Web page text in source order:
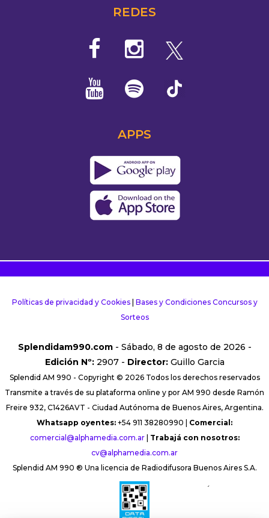
REDES
APPS
Políticas de privacidad y Cookies| Bases y Condiciones Concursos y
Sorteos
Splendidam990.com- Sábado, 8 de agosto de 2026 -
Edición Nº:2907 - Director:Guillo Garcia
Splendid AM 990 - Copyright © 2026 Todos los derechos reservados
Transmite a través de su plataforma online y por AM 990 desde Ramón
Freire 932, C1426AVT - Ciudad Autónoma de Buenos Aires, Argentina.
Whatsapp oyentes: +54 911 38280990 | Comercial:
comercial@alphamedia.com.ar| Trabajá con nosotros:
cv@alphamedia.com.ar
Splendid AM 990 ® Una licencia de Radiodifusora Buenos Aires S.A.
´